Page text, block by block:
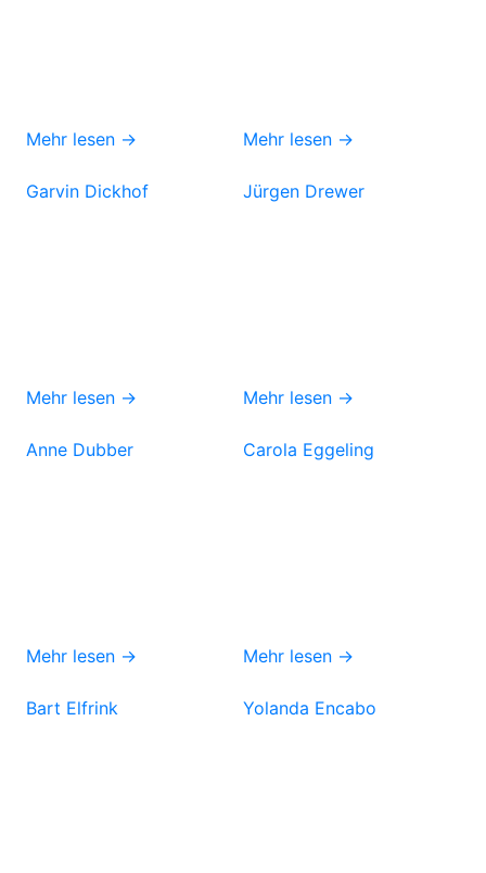
Mehr lesen → Mehr lesen →
Garvin Dickhof
Mehr lesen →
Jürgen Drewer
Mehr lesen →
Anne Dubber
Mehr lesen →
Carola Eggeling
Mehr lesen →
Bart Elfrink Yolanda Encabo